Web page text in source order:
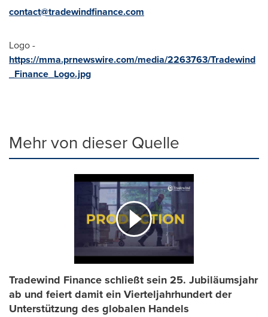
contact@tradewindfinance.com
Logo -
https://mma.prnewswire.com/media/2263763/Tradewind
_Finance_Logo.jpg
Mehr von dieser Quelle
Tradewind Finance schließt sein 25. Jubiläumsjahr
ab und feiert damit ein Vierteljahrhundert der
Unterstützung des globalen Handels